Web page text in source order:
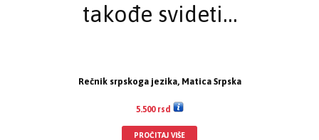
takođe svideti…
Rečnik srpskoga jezika, Matica Srpska
5.500 rsd
PROČITAJ VIŠE